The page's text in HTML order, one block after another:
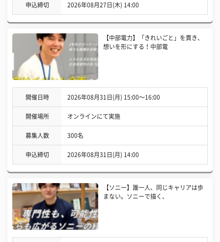
申込締切 2026年08月27日(木) 14:00
【中部電力】「きれいごと」を貫き、
想いを形にする！中部電
開催日時 2026年08月31日(月) 15:00〜16:00
開催場所 オンラインにて実施
募集人数 300名
申込締切 2026年08月31日(月) 14:00
【ソニー】誰一人、同じキャリアは歩
まない。ソニーで描く、